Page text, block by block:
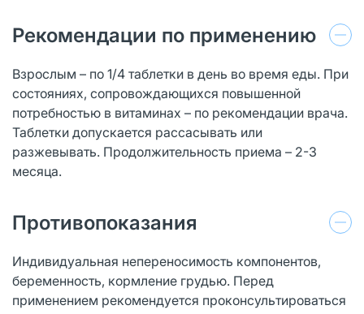
Рекомендации по применению
Взрослым – по 1/4 таблетки в день во время еды. При
состояниях, сопровождающихся повышенной
потребностью в витаминах – по рекомендации врача.
Таблетки допускается рассасывать или
разжевывать. Продолжительность приема – 2-3
месяца.
Противопоказания
Индивидуальная непереносимость компонентов,
беременность, кормление грудью. Перед
применением рекомендуется проконсультироваться